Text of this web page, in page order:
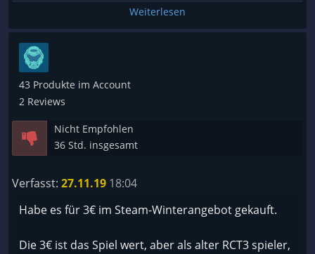
Weiterlesen
43 Produkte im Account
2 Reviews
Nicht Empfohlen
36 Std. insgesamt
Verfasst: 27.11.19 18:04
Habe es für 3€ im Steam-Winterangebot gekauft.
Die 3€ ist das Spiel wert, aber als alter RCT3 spieler,